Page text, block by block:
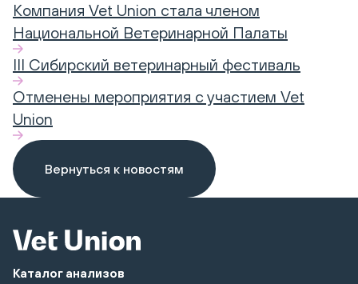
Компания Vet Union стала членом
Национальной Ветеринарной Палаты
III Сибирский ветеринарный фестиваль
Отменены мероприятия с участием Vet
Union
Вернуться к новостям
Каталог анализов